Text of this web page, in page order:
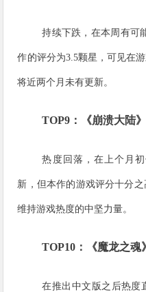
持续下跌，在本周有可
作的评分为3.5颗星，可见在
将近两个月未有更新。
TOP9：《崩溃大陆》
热度回落，在上个月
新，但本作的游戏评分十分
维持游戏热度的中坚力量。
TOP10：《魔龙之魂》
在推出中文版之后热度